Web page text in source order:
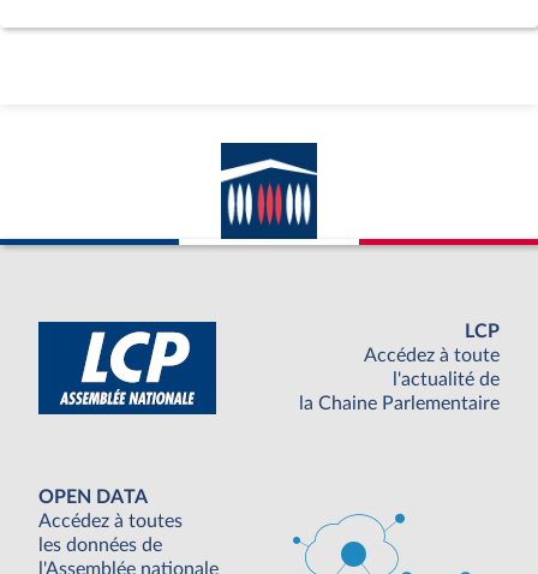
LCP
Accédez à toute
l'actualité de
la Chaine Parlementaire
OPEN DATA
Accédez à toutes
les données de
l'Assemblée nationale